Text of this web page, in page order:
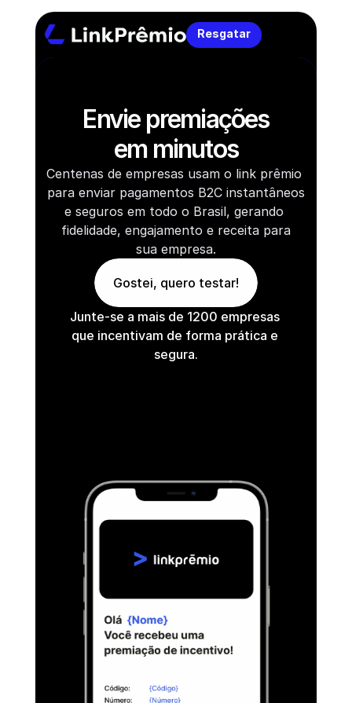
Resgatar
Feature
Pricing
Automation
Contact US
Envie premiações
em minutos
Centenas de empresas usam o link prêmio
para enviar pagamentos B2C instantâneos
e seguros em todo o Brasil, gerando
fidelidade, engajamento e receita para
sua empresa.
Gostei, quero testar!
Junte-se a mais de 1200 empresas
que incentivam de forma prática e
segura.